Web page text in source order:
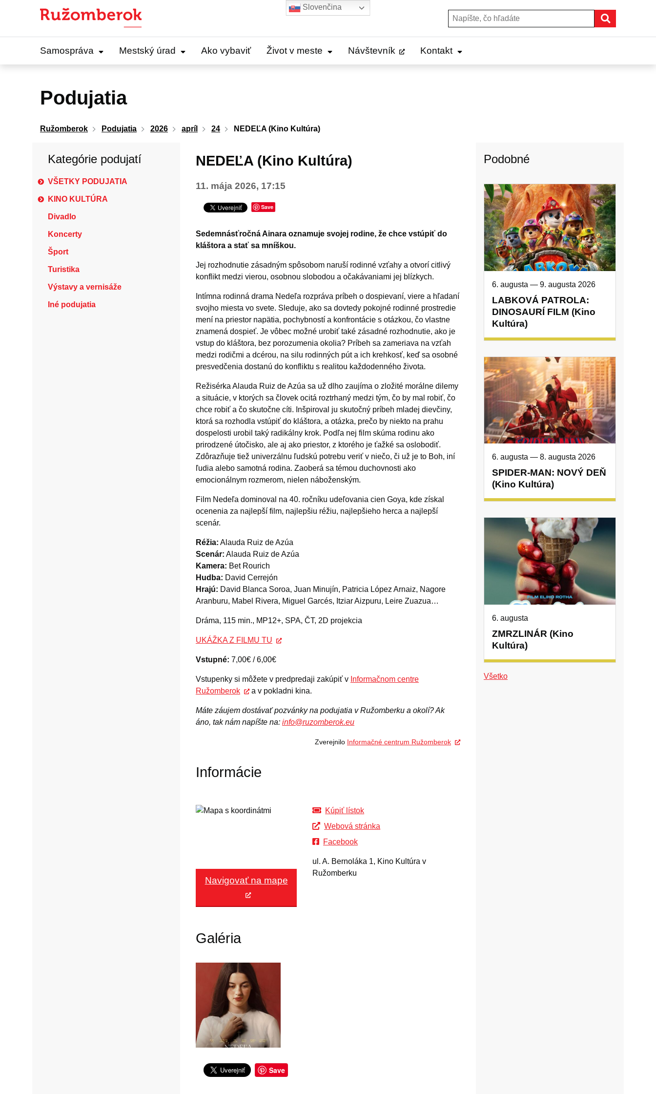
Hľadať:
Samospráva Mestský úrad Ako vybaviť Život v meste Návštevník Kontakt
Podujatia
Ružomberok Podujatia 2026 apríl 24 NEDEĽA (Kino Kultúra)
Kategórie podujatí
VŠETKY PODUJATIA
KINO KULTÚRA
Divadlo
Koncerty
Šport
Turistika
Výstavy a vernisáže
Iné podujatia
NEDEĽA (Kino Kultúra)
11. mája 2026, 17:15
Save
Sedemnásťročná Ainara oznamuje svojej rodine, že chce vstúpiť do
kláštora a stať sa mníškou.
Jej rozhodnutie zásadným spôsobom naruší rodinné vzťahy a otvorí citlivý
konflikt medzi vierou, osobnou slobodou a očakávaniami jej blízkych.
Intímna rodinná drama Nedeľa rozpráva príbeh o dospievaní, viere a hľadaní
svojho miesta vo svete. Sleduje, ako sa dovtedy pokojné rodinné prostredie
mení na priestor napätia, pochybností a konfrontácie s otázkou, čo vlastne
znamená dospieť. Je vôbec možné urobiť také zásadné rozhodnutie, ako je
vstup do kláštora, bez porozumenia okolia? Príbeh sa zameriava na vzťah
medzi rodičmi a dcérou, na silu rodinných pút a ich krehkosť, keď sa osobné
presvedčenia dostanú do konfliktu s realitou každodenného života.
Režisérka Alauda Ruiz de Azúa sa už dlho zaujíma o zložité morálne dilemy
a situácie, v ktorých sa človek ocitá roztrhaný medzi tým, čo by mal robiť, čo
chce robiť a čo skutočne cíti. Inšpiroval ju skutočný príbeh mladej dievčiny,
ktorá sa rozhodla vstúpiť do kláštora, a otázka, prečo by niekto na prahu
dospelosti urobil taký radikálny krok. Podľa nej film skúma rodinu ako
prirodzené útočisko, ale aj ako priestor, z ktorého je ťažké sa oslobodiť.
Zdôrazňuje tiež univerzálnu ľudskú potrebu veriť v niečo, či už je to Boh, iní
ľudia alebo samotná rodina. Zaoberá sa témou duchovnosti ako
emocionálnym rozmerom, nielen náboženským.
Film Nedeľa dominoval na 40. ročníku udeľovania cien Goya, kde získal
ocenenia za najlepší film, najlepšiu réžiu, najlepšieho herca a najlepší
scenár.
Réžia: Alauda Ruiz de Azúa
Scenár: Alauda Ruiz de Azúa
Kamera: Bet Rourich
Hudba: David Cerrejón
Hrajú: David Blanca Soroa, Juan Minujín, Patricia López Arnaiz, Nagore
Aranburu, Mabel Rivera, Miguel Garcés, Itziar Aizpuru, Leire Zuazua…
Dráma, 115 min., MP12+, SPA, ČT, 2D projekcia
UKÁŽKA Z FILMU TU
Vstupné: 7,00€ / 6,00€
Vstupenky si môžete v predpredaji zakúpiť v Informačnom centre
Ružomberok
a v pokladni kina.
Máte záujem dostávať pozvánky na podujatia v Ružomberku a okolí? Ak
áno, tak nám napíšte na: info@ruzomberok.eu
Zverejnilo Informačné centrum Ružomberok
Informácie
Navigovať na mape
Kúpiť lístok
Webová stránka
Facebook
ul. A. Bernoláka 1, Kino Kultúra v
Ružomberku
Galéria
Save
Podobné
LABKOVÁ PATROLA:
DINOSAURÍ FILM (Kino
Kultúra)
6. augusta — 9. augusta 2026
SPIDER-MAN: NOVÝ DEŇ
(Kino Kultúra)
6. augusta — 8. augusta 2026
ZMRZLINÁR (Kino
Kultúra)
6. augusta
Všetko
Slovenčina